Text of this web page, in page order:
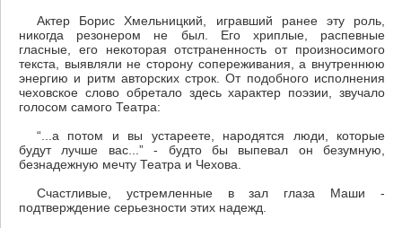
Актер Борис Хмельницкий, игравший ранее эту роль,
никогда резонером не был. Его хриплые, распевные
гласные, его некоторая отстраненность от произносимого
текста, выявляли не сторону сопереживания, а внутреннюю
энергию и ритм авторских строк. От подобного исполнения
чеховское слово обретало здесь характер поэзии, звучало
голосом самого Театра:
“...а потом и вы устареете, народятся люди, которые
будут лучше вас...” - будто бы выпевал он безумную,
безнадежную мечту Театра и Чехова.
Счастливые, устремленные в зал глаза Маши -
подтверждение серьезности этих надежд.